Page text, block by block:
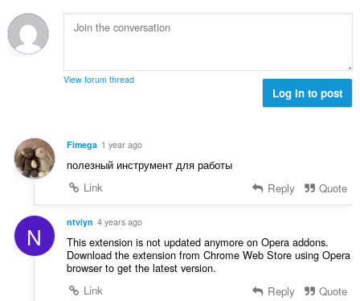
ด
ม
ทั้
ม
แ
น
ว
ห
ม
ด
View forum thread
Log in to post
Fimega 1 year ago
полезный инструмент для работы
Link
Reply Quote
N ntviyn 4 years ago
This extension is not updated anymore on Opera addons.
Download the extension from Chrome Web Store using Opera
browser to get the latest version.
Link
Reply Quote